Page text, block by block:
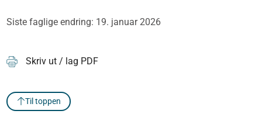
Siste faglige endring: 19. januar 2026
Skriv ut / lag PDF
Til toppen